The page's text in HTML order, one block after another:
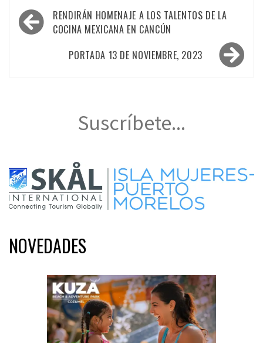
Navegación
de
entradas
RENDIRÁN HOMENAJE A LOS TALENTOS DE LA
COCINA MEXICANA EN CANCÚN
PORTADA 13 DE NOVIEMBRE, 2023
Suscríbete...
NOVEDADES